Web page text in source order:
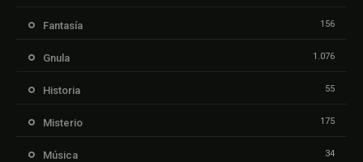
Fantasía 156
Gnula 1.076
Historia 55
Misterio 175
Música 34